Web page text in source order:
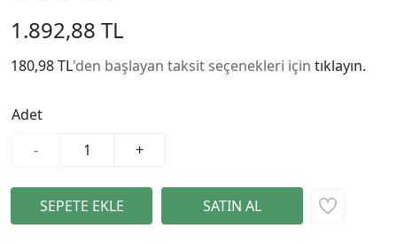
1.892,88 TL
180,98 TL'den başlayan taksit seçenekleri için tıklayın.
Adet
-
+